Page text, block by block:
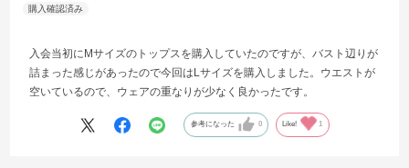
入会当初にMサイズのトップスを購入していたのですが、バスト辺りが
詰まった感じがあったので今回はLサイズを購入しました。ウエストが
空いているので、ウェアの重なりが少なく良かったです。
参考になった 0 Like! 1